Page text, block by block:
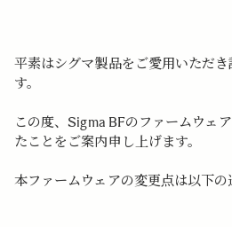
平素はシグマ製品をご愛用いただ
す。
この度、Sigma BFのファームウェ
たことをご案内申し上げます。
本ファームウェアの変更点は以下の